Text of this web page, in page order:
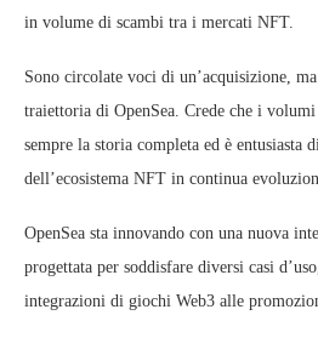
in volume di scambi tra i mercati NFT.
Sono circolate voci di un’acquisizione,
traiettoria di OpenSea. Crede che i
sempre la storia completa ed è entusiasta
dell’ecosistema NFT in continua
OpenSea sta innovando con una nuova
progettata per soddisfare diversi casi
integrazioni di giochi Web3 alle